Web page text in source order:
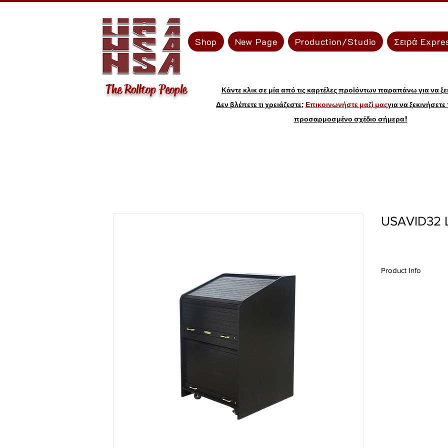
Shop New Page Production/Studio Σειρά
The Rolltop People
Κάντε κλικ σε μία από τις καρτέλες προϊόντων παραπάνω για να
Δεν βλέπετε τι χρειάζεστε; Επικοινωνήστε μαζί μαςγια να
προσαρμοσμένο σχέδιο σήμερα!
USAVID32
Product Info